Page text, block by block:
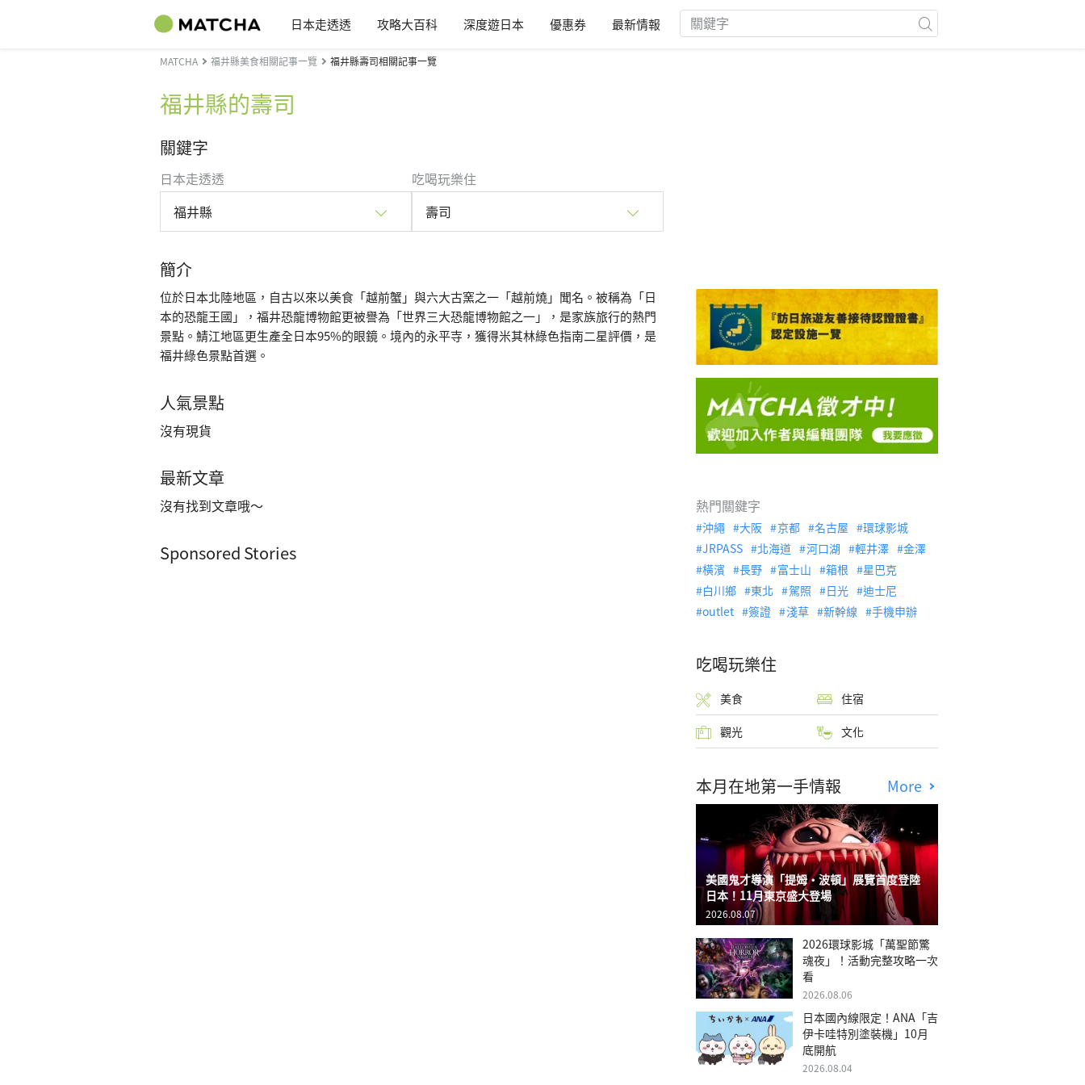
日本走透透 攻略大百科 深度遊日本 優惠券 最新情報
MATCHA 福井縣美食相關記事一覽 福井縣壽司相關記事一覽
福井縣的壽司
關鍵字
日本走透透
福井縣
吃喝玩樂住
壽司
簡介
位於日本北陸地區，自古以來以美食「越前蟹」與六大古窯之一「越前燒」聞名。被稱為「日
本的恐龍王國」，福井恐龍博物館更被譽為「世界三大恐龍博物館之一」，是家族旅行的熱門
景點。鯖江地區更生產全日本95%的眼鏡。境內的永平寺，獲得米其林綠色指南二星評價，是
福井綠色景點首選。
人氣景點
沒有現貨
最新文章
沒有找到文章哦～
Sponsored Stories
熱門關鍵字
沖繩 大阪 京都 名古屋
環球影城
JRPASS
北海道 河口湖 輕井澤
金澤
橫濱
長野 富士山 箱根
星巴克
白川鄉
東北 駕照 日光
迪士尼
outlet
簽證 淺草 新幹線 手機申辦
吃喝玩樂住
美食 住宿
觀光 文化
本月在地第一手情報 More
美國鬼才導演「提姆・波頓」展覽首度登陸
日本！11月東京盛大登場
2026.08.07
2026環球影城「萬聖節驚
魂夜」！活動完整攻略一次
看
2026.08.06
日本國內線限定！ANA「吉
伊卡哇特別塗裝機」10月
底開航
2026.08.04